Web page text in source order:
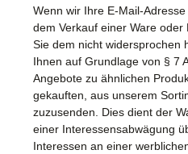
Wenn wir Ihre E-Mail-
dem Verkauf einer Ware
Sie dem nicht widersprochen
Ihnen auf Grundlage von § 7
Angebote zu ähnlichen
gekauften, aus unserem
zuzusenden. Dies dient der
einer Interessensabwägung
Interessen an einer